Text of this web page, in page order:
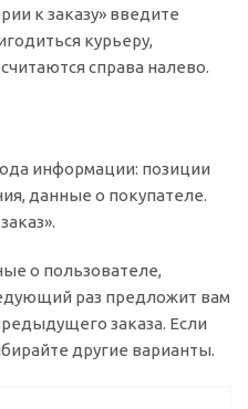
к заказу» введите
курьеру,
справа налево.
информации: позиции
данные о покупателе.
о пользователе,
раз предложит вам
заказа. Если
другие варианты.